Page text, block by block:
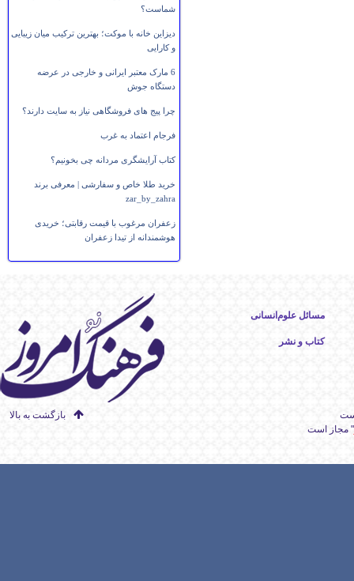
شماست؟
دیزاین خانه با موکت؛ بهترین ترکیب میان زیبایی
و کارایی
6 مارک معتبر ایرانی و خارجی در عرضه
دستگاه جوش
چرا پیج های فروشگاهی نیاز به سایت دارند؟
فرجام اعتماد به غرب
کتاب آرایشگری مردانه چی بخونیم؟
خرید طلا خاص و سفارشی | معرفی برند
zar_by_zahra
زعفران مرغوب با قیمت رقابتی؛ خریدی
هوشمندانه از تیدا زعفران
مسائل علوم‌انسانی
کتاب و نشر
بازگشت به بالا
" مجاز است